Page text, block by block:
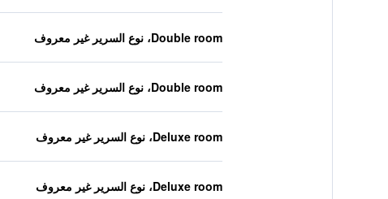
Double room، نوع السرير غير معروف
Double room، نوع السرير غير معروف
Deluxe room، نوع السرير غير معروف
Deluxe room، نوع السرير غير معروف